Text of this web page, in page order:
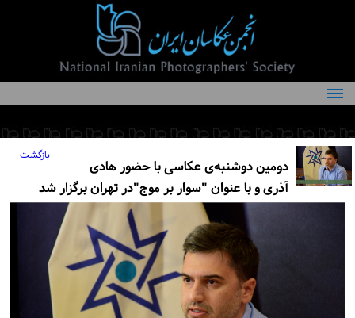
درباره انجمن
کمیته‌های انجمن
اعضاء انجمن
شرایط عضویت
اخبار
مقالات
فعالیت‌های انجمن
بازگشت
دومین دوشنبه‌ی عکاسی با حضور هادی
آذری و با عنوان "سوار بر موج"در تهران برگزار شد